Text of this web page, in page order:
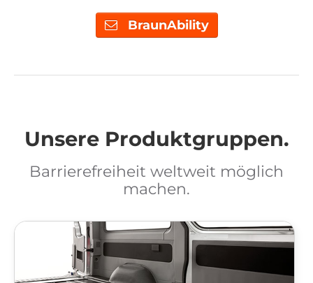
BraunAbility
Unsere Produktgruppen.
Barrierefreiheit weltweit möglich
machen.